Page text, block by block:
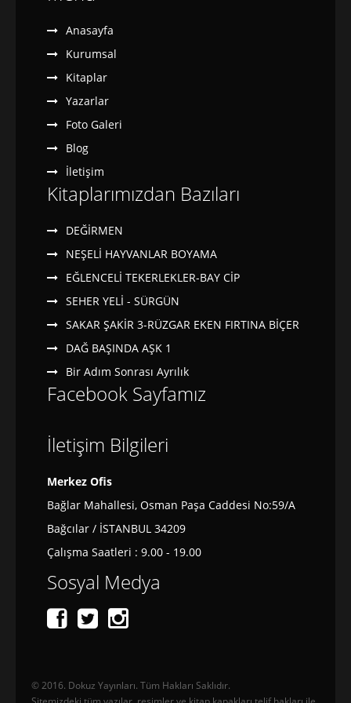
Anasayfa
Kurumsal
Kitaplar
Yazarlar
Foto Galeri
Blog
İletişim
Kitaplarımızdan Bazıları
DEĞİRMEN
NEŞELİ HAYVANLAR BOYAMA
EĞLENCELİ TEKERLEKLER-BAY CİP
SEHER YELİ - SÜRGÜN
SAKAR ŞAKİR 3-RÜZGAR EKEN FIRTINA BİÇER
DAĞ BAŞINDA AŞK 1
Bir Adım Sonrası Ayrılık
Facebook Sayfamız
İletişim Bilgileri
Merkez Ofis
Bağlar Mahallesi, Osman Paşa Caddesi No:59/A
Bağcılar / İSTANBUL 34209
Çalışma Saatleri : 9.00 - 19.00
Sosyal Medya
© 2016. Dokuz Yayınları. Tüm Hakları Saklıdır.